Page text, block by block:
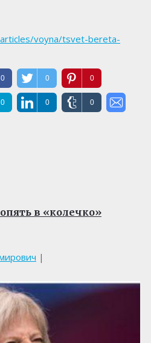
voyna/tsvet-bereta-
0 0 0
0 0 0
в «колечко»
|